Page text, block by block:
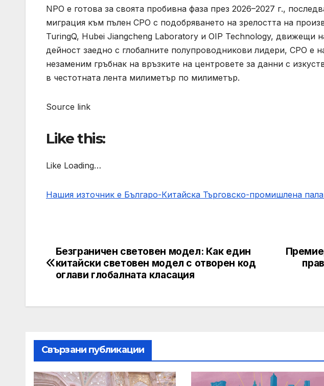
NPO е готова за своята пробивна фаза през 2026–2027 г.,
миграция към пълен CPO с подобряването на зрелостта на
TuringQ, Hubei Jiangcheng Laboratory и OIP Technology, движещи
дейност заедно с глобалните полупроводникови лидери, CPO е
незаменим гръбнак на връзките на центровете за данни с
в честотната лента милиметър по милиметър.
Source link
Like this:
Like Loading…
Нашия източник е Българо-Китайска Търговско-промишлена
Post
navigation
Безграничен световен модел: Как един
китайски световен модел с отворен код
оглави глобалната класация
Свързани публикации